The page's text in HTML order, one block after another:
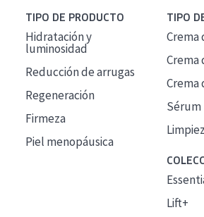
TIPO DE PRODUCTO
Hidratación y
luminosidad
Reducción de arrugas
Regeneración
Firmeza
Piel menopáusica
TIPO
Crema
Crema
Crema
Sérum
Lift+